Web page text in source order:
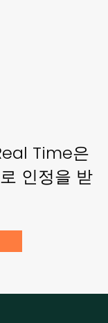
Time은
인정을 받